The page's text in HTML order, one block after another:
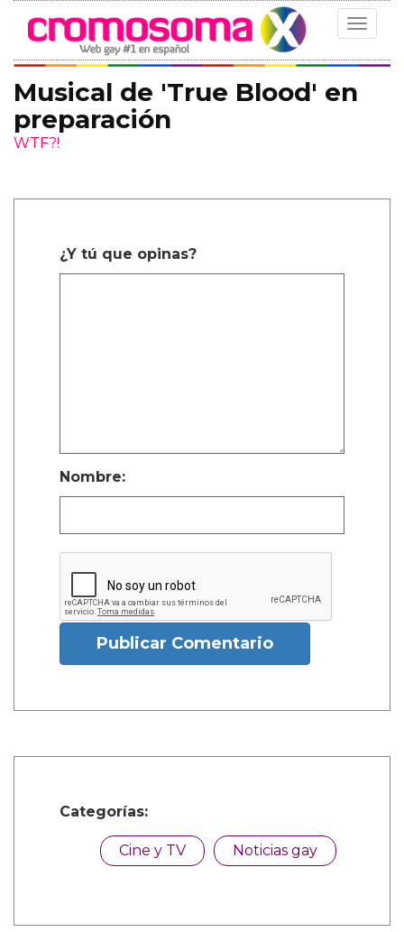
Toggle
Musical de 'True Blood' en
preparación
WTF?!
¿Y tú que opinas?
Nombre:
Publicar Comentario
Categorías:
Cine y TV Noticias gay